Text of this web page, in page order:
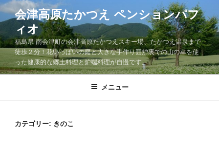
コ
ン
ツ
へ
ス
会津高原たかつえ ペンションパフ
ィオ
福島県 南会津町の会津高原たかつえスキー場、たかつえ温泉まで
徒歩２分！花いっぱいの庭と大きな手作り囲炉裏での山の幸を使
った健康的な郷土料理と炉端料理が自慢です。
メニュー
カテゴリー: きのこ